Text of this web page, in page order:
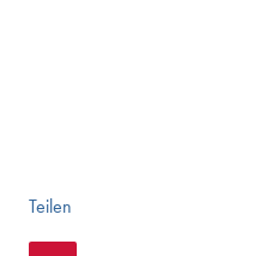
Teilen